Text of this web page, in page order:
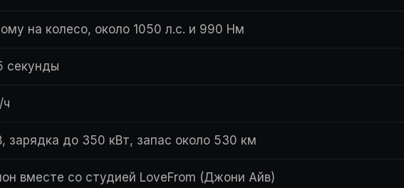
на колесо, около 1050 л.с. и 990 Нм
секунды
зарядка до 350 кВт, запас около 530 км
вместе со студией LoveFrom (Джони Айв)